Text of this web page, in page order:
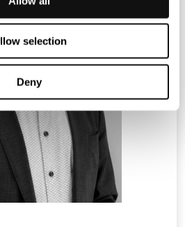
selection
Deny